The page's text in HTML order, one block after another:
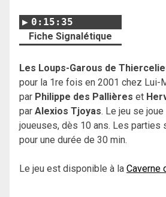
0:15:35
Fiche Signalétique
Les Loups-Garous de
pour la 1re fois en 2001 chez Lui-
par Philippe des Pallières et
par Alexios Tjoyas. Le jeu se
joueuses, dès 10 ans. Les parties
pour une durée de 30 min.
Le jeu est disponible à la Caverne